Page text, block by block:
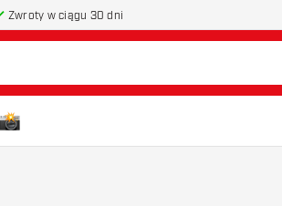
Zwroty w ciągu 30 dni